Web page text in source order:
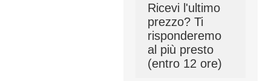
Ricevi l'ultimo
prezzo? Ti
risponderemo
al più presto
(entro 12 ore)